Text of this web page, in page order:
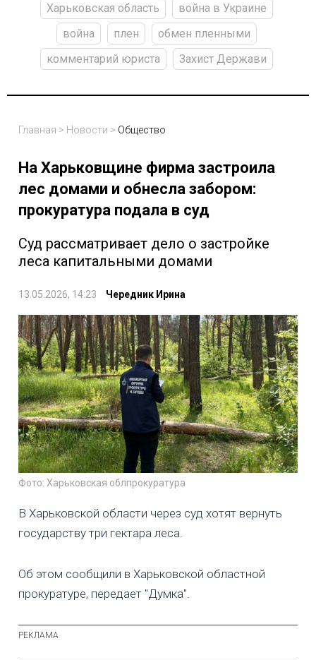
Харьковская область
война в Украине
война
плен
обмен пленными
комментарий юриста
Захист Держави
Главная > Новости > Общество
На Харьковщине фирма застроила
лес домами и обнесла забором:
прокуратура подала в суд
Суд рассматривает дело о застройке
леса капитальными домами
13.05.2026, 14:23 Чередник Ирина
Фото: Харьковская облпрокуратура
В Харьковской области через суд хотят вернуть
государству три гектара леса.
Об этом сообщили в Харьковской областной
прокуратуре, передает "Думка".